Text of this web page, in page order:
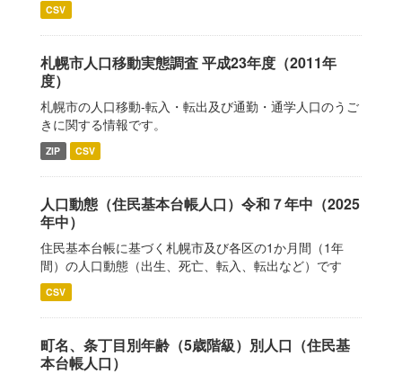
CSV
札幌市人口移動実態調査 平成23年度（2011年
度）
札幌市の人口移動-転入・転出及び通勤・通学人口のうご
きに関する情報です。
ZIP CSV
人口動態（住民基本台帳人口）令和７年中（2025
年中）
住民基本台帳に基づく札幌市及び各区の1か月間（1年
間）の人口動態（出生、死亡、転入、転出など）です
CSV
町名、条丁目別年齢（5歳階級）別人口（住民基
本台帳人口）